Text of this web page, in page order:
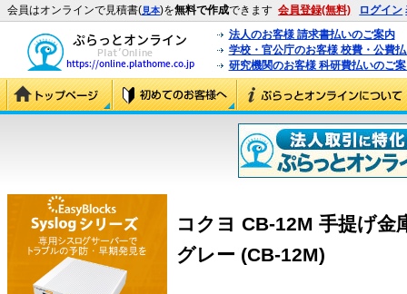
会員はオンラインで見積書(見本)を無料で作成できます 会員登録(無料) ログイン
法人のお客様 請求書払いのご案内
学校・官公庁のお客様 校費・公費
研究機関のお客様 科研費払いのご
コクヨ CB-12M 手提げ
グレー (CB-12M)